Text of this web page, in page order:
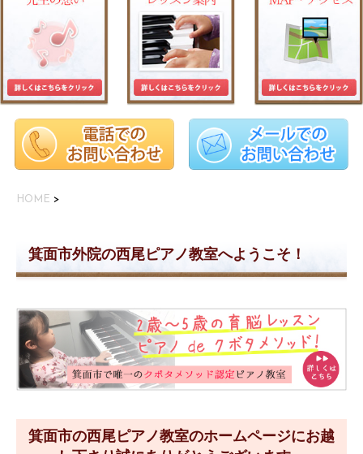
HOME >
箕面市外院の西尾ピアノ教室へようこそ！
箕面市の西尾ピアノ教室のホームページにお越